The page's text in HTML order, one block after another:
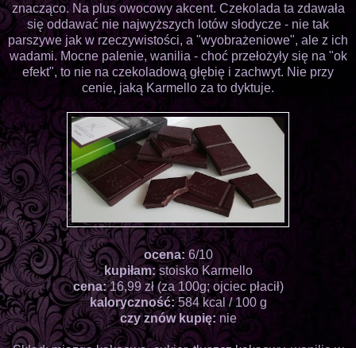
znacząco. Na plus owocowy akcent. Czekolada ta zdawała
się oddawać nie najwyższych lotów słodycze - nie tak
parszywe jak w rzeczywistości, a "wyobrażeniowe", ale z ich
wadami. Mocne palenie, wanilia - choć przełożyły się na "ok
efekt", to nie na czekoladową głębię i zachwyt. Nie przy
cenie, jaką Karmello za to dyktuje.
ocena: 6/10
kupiłam:stoisko Karmello
cena:16,99 zł (za 100g; ojciec płacił)
kaloryczność:584 kcal / 100 g
czy znów kupię:nie